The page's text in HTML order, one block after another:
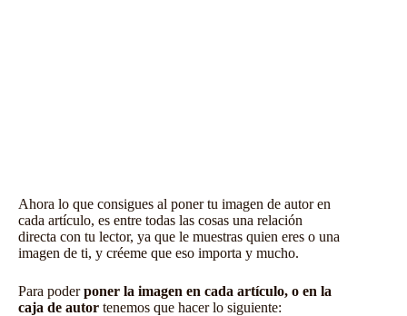
Ahora lo que consigues al poner tu imagen de autor en
cada artículo, es entre todas las cosas una relación
directa con tu lector, ya que le muestras quien eres o una
imagen de ti, y créeme que eso importa y mucho.
Para poderponer la imagen en cada artículo, o en la
caja de autor tenemos que hacer lo siguiente: